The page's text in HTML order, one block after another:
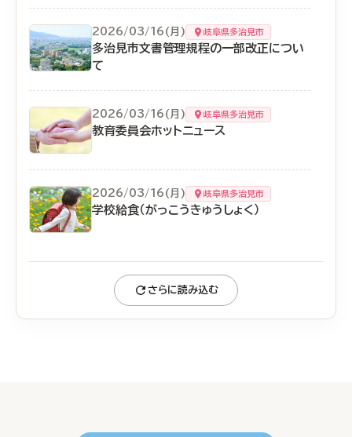
2026/03/16(月) 岐阜県多治見市
多治見市文書管理規程の一部改正につい
て
2026/03/16(月) 岐阜県多治見市
教育委員会ホットニュース
2026/03/16(月) 岐阜県多治見市
学校給食（がっこうきゅうしょく）
さらに読み込む